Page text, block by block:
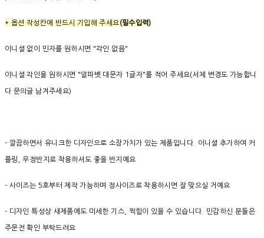
* 옵션 작성칸에 반드시 기입해 주세요(필수입력)
이니셜 없이 민자를 원하시면 "각인 없음"
이니셜 각인을 원하시면 "알파벳 대문자 1글자"를 적어 주세요(서체 변경도 가능합니
다 문의글 남겨주세요)
- 깔끔하면서 유니크한 디자인으로 소장가치가 있는 제품입니다. 이니셜 추가하여 커
플링, 우정반지로 착용하셔도 좋을 반지예요
- 사이즈는 5호부터 제작 가능하며 정사이즈로 착용하시면 잘 맞으실 거예요
- 디자인 특성상 새제품에도 미세한 기스, 찍힘이 있을 수 있습니다. 민감하신 분들은
주문전 확인 부탁드려요